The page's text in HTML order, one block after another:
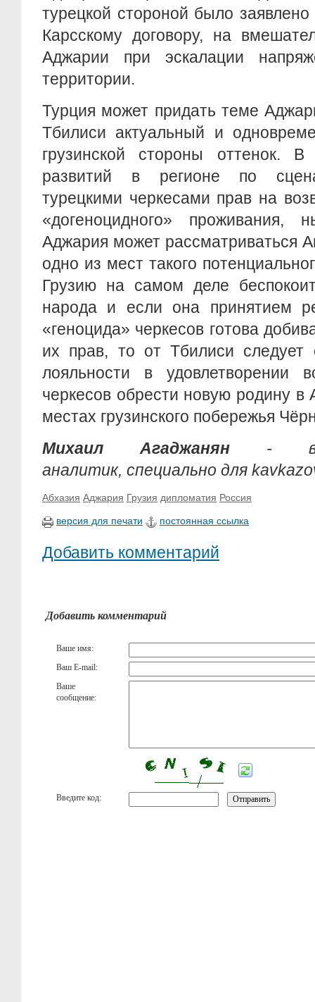
турецкой стороной было
Карсскому договору, на
Аджарии при эскалации
территории.
Турция может придать теме
Тбилиси актуальный и
грузинской стороны оттенок.
развитий в регионе по
турецкими черкесами прав на
«догеноцидного» проживания,
Аджария может рассматриваться
одно из мест такого
Грузию на самом деле
народа и если она принятием
«геноцида» черкесов готова
их прав, то от Тбилиси следует
лояльности в удовлетворении
черкесов обрести новую родину в
местах грузинского побережья
Михаил Агаджанян -
аналитик, специально для
Абхазия Аджария Грузия дипломатия Россия
версия для печати постоянная ссылка
Добавить комментарий
Добавить комментарий
Ваше имя:
Ваш E-mail:
Ваше
сообщение:
Введите код: